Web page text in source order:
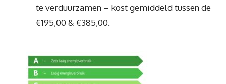
te verduurzamen – kost gemiddeld tussen de
€195,00 & €385,00.